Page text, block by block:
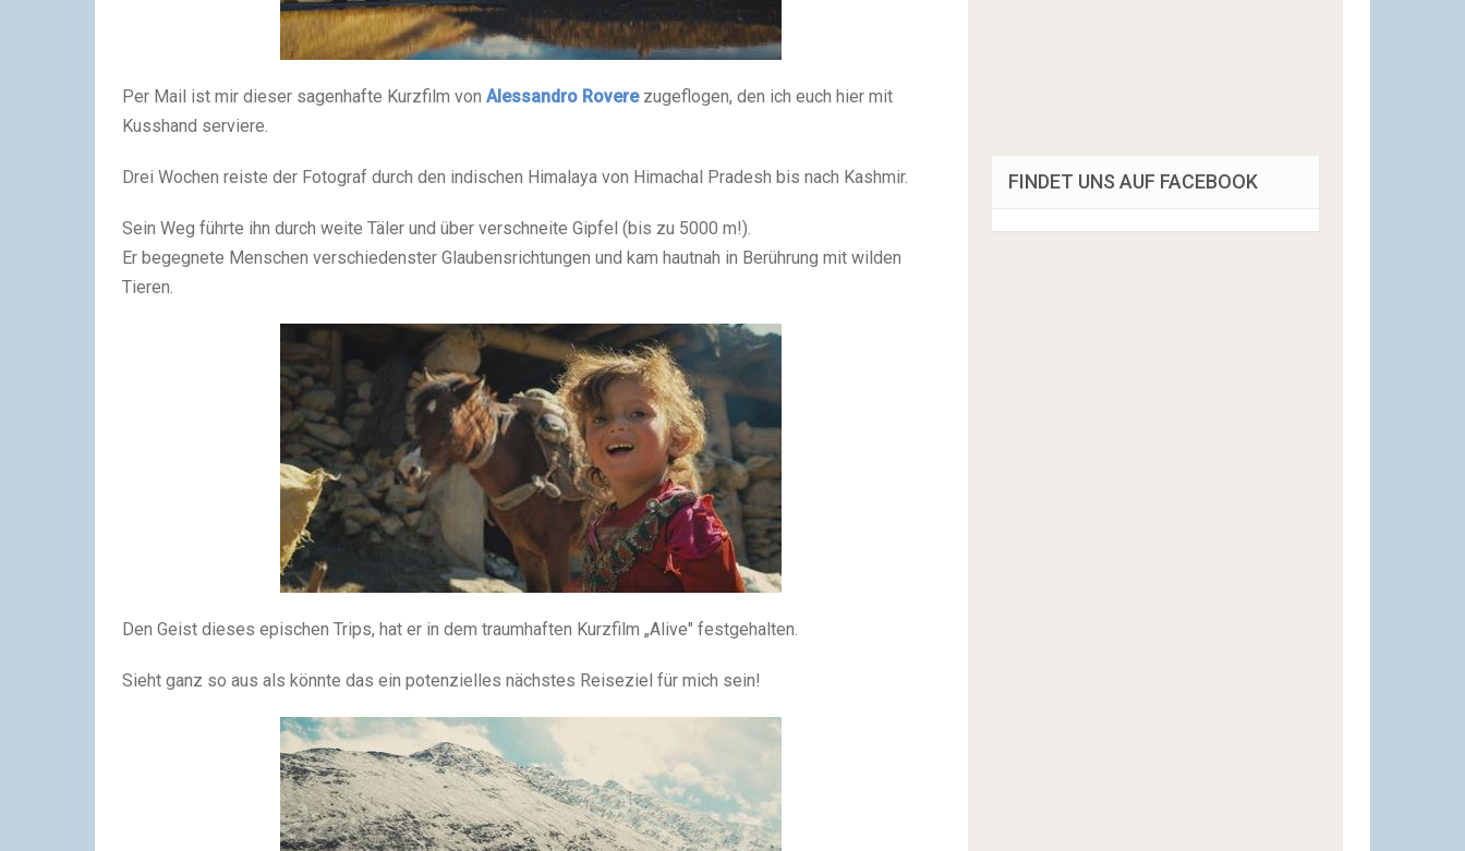
Per Mail ist mir dieser sagenhafte Kurzfilm von Alessandro Roverezugeflogen, den ich euch hier mit
Kusshand serviere.
Drei Wochen reiste der Fotograf durch den indischen Himalaya von Himachal Pradesh bis nach Kashmir.
Sein Weg führte ihn durch weite Täler und über verschneite Gipfel (bis zu 5000 m!).
Er begegnete Menschen verschiedenster Glaubensrichtungen und kam hautnah in Berührung mit wilden
Tieren.
Den Geist dieses epischen Trips, hat er in dem traumhaften Kurzfilm „Alive" festgehalten.
Sieht ganz so aus als könnte das ein potenzielles nächstes Reiseziel für mich sein!
FINDET UNS AUF FACEBOOK